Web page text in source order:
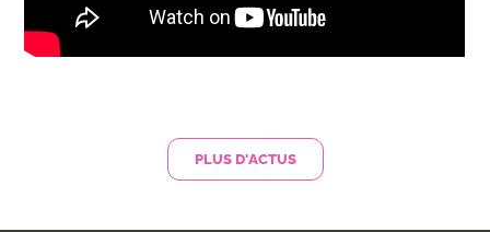
PLUS D'ACTUS